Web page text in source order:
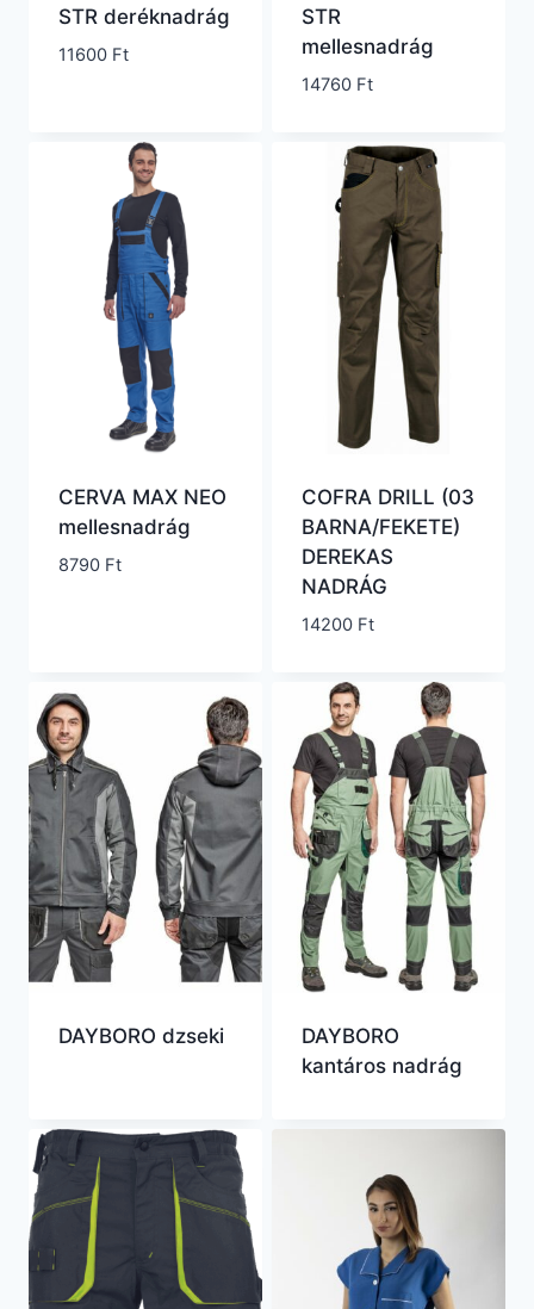
STR deréknadrág
11600 Ft
STR
mellesnadrág
14760 Ft
CERVA MAX NEO
mellesnadrág
8790 Ft
COFRA DRILL (03
BARNA/FEKETE)
DEREKAS
NADRÁG
14200 Ft
DAYBORO dzseki
DAYBORO
kantáros nadrág